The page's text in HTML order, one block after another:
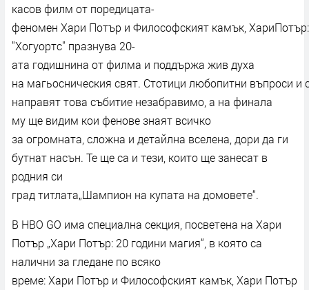
касов филм от поредицата-
феномен Хари Потър и Философският камък,
"Хогуортс" празнува 20-
ата годишнина от филма и поддържа жив духа
на магьосническия свят. Стотици любопитни въпроси и
направят това събитие незабравимо, а на финала
му ще видим кои фенове знаят всичко
за огромната, сложна и детайлна вселена, дори да ги
бутнат насън. Те ще са и тези, които ще занесат в
родния си
град титлата„Шампион на купата на домовете“.
В HBO GO има специална секция, посветена на Хари
Потър „Хари Потър: 20 години магия“, в която са
налични за гледане по всяко
време: Хари Потър и Философският камък, Хари Потър